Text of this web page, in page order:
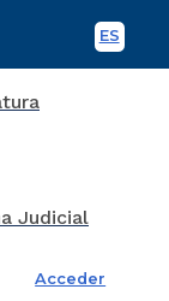
ES
Acceder